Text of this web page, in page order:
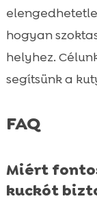
hogyan
helyhez.
segítsünk a
FAQ
Miért
kuckót